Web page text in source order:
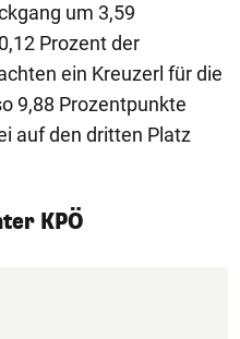
um 3,59
Prozent der
ein Kreuzerl für die
9,88 Prozentpunkte
auf den dritten Platz
KPÖ